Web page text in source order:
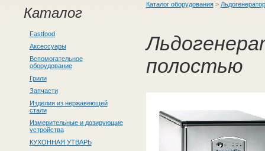
Каталог
Fastfood
Аксессуары
Вспомогательное
оборудование
Грили
Запчасти
Изделия из нержавеющей
стали
Измерительные и дозирующие
устройства
КУХОННАЯ УТВАРЬ
Каталог оборудования>
полостью